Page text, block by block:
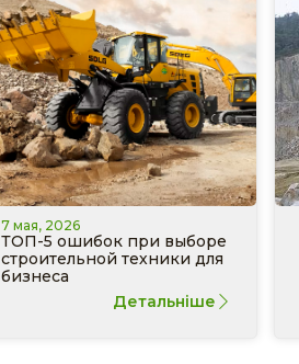
7 мая, 2026
ТОП-5 ошибок при выборе
строительной техники для
бизнеса
Детальніше